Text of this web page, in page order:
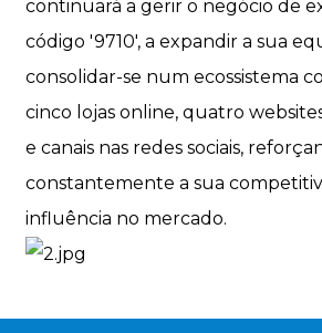
continuará a gerir o negócio de
código '9710', a expandir a sua
consolidar-se num ecossistema
cinco lojas online, quatro
e canais nas redes sociais,
constantemente a sua
influência no mercado.